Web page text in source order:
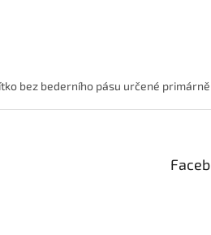
bez bederního pásu určené